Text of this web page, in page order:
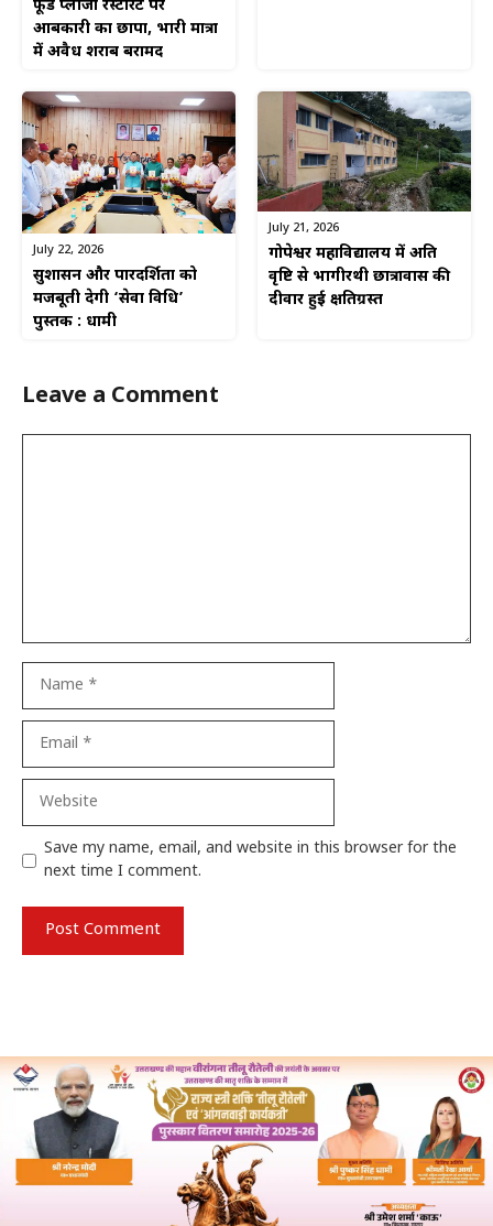
फूड प्लाजा रेस्टोरेंट पर
आबकारी का छापा, भारी मात्रा
में अवैध शराब बरामद
July 22, 2026
सुशासन और पारदर्शिता को
मजबूती देगी ‘सेवा विधि’
पुस्तक : धामी
July 21, 2026
गोपेश्वर महाविद्यालय में अति
वृष्टि से भागीरथी छात्रावास की
दीवार हुई क्षतिग्रस्त
Leave a Comment
Website
Save my name, email, and website in this browser for the
next time I comment.